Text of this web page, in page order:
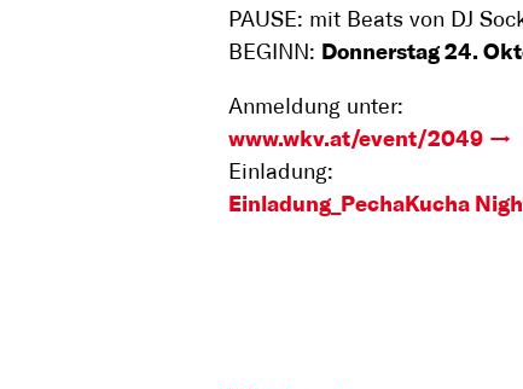
PAUSE: mit Beats von DJ
BEGINN: Donnerstag 24.
Anmeldung unter:
www.wkv.at/event/2049
Einladung:
Einladung_PechaKucha